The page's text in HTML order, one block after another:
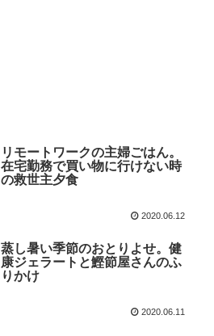
リモートワークの主婦ごはん。
在宅勤務で買い物に行けない時
の救世主夕食
2020.06.12
蒸し暑い季節のおとりよせ。健
康ジェラートと鰹節屋さんのふ
りかけ
2020.06.11